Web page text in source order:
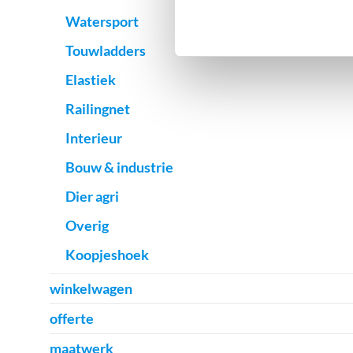
Watersport
Touwladders
Elastiek
Railingnet
Interieur
Bouw & industrie
Dier agri
Overig
Koopjeshoek
winkelwagen
offerte
maatwerk